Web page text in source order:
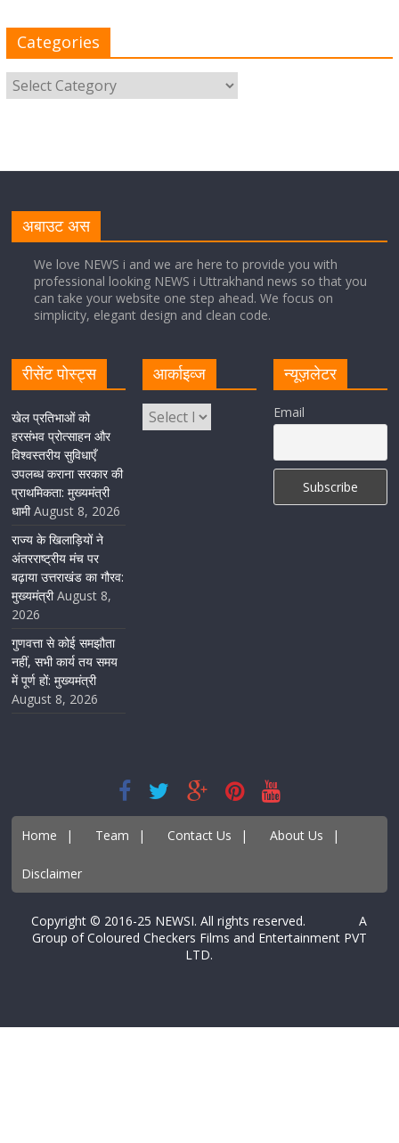
Cabinet Baithak: उत्तराखंड में श्रमिकों को हर महीने 7 तारीख
तक मिलेगी मजदूरी, ओवरटाइम पर मिलेगा दोगुना भुगतान
केंद्रीय रेल मंत्री ने मुख्यमंत्री के अनुरोध पर बनबसा रेलवे स्टेशन पर
अमृतसर–टनकपुर एक्सप्रेस के ठहराव को स्वीकृति
Categories
अबाउट अस
We love NEWS i and we are here to provide you with
professional looking NEWS i Uttrakhand news so that you
can take your website one step ahead. We focus on
simplicity, elegant design and clean code.
रीसेंट पोस्ट्स
खेल प्रतिभाओं को
हरसंभव प्रोत्साहन और
विश्वस्तरीय सुविधाएँ
उपलब्ध कराना सरकार की
प्राथमिकता: मुख्यमंत्री
धामी August 8, 2026
राज्य के खिलाड़ियों ने
अंतरराष्ट्रीय मंच पर
बढ़ाया उत्तराखंड का गौरव:
मुख्यमंत्री August 8,
2026
गुणवत्ता से कोई समझौता
नहीं, सभी कार्य तय समय
में पूर्ण हों: मुख्यमंत्री
August 8, 2026
आर्काइव्ज न्यूज़लेटर
Email
Home | Team | Contact Us | About Us |
Disclaimer
Copyright © 2016-25 NEWSI. All rights reserved. A
Group of Coloured Checkers Films and Entertainment PVT
LTD.